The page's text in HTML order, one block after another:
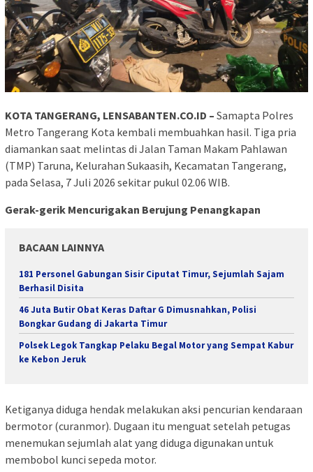
KOTA TANGERANG, LENSABANTEN.CO.ID – Samapta Polres
Metro Tangerang Kota kembali membuahkan hasil. Tiga pria
diamankan saat melintas di Jalan Taman Makam Pahlawan
(TMP) Taruna, Kelurahan Sukaasih, Kecamatan Tangerang,
pada Selasa, 7 Juli 2026 sekitar pukul 02.06 WIB.
Gerak-gerik Mencurigakan Berujung Penangkapan
BACAAN LAINNYA
181 Personel Gabungan Sisir Ciputat Timur, Sejumlah Sajam
Berhasil Disita
46 Juta Butir Obat Keras Daftar G Dimusnahkan, Polisi
Bongkar Gudang di Jakarta Timur
Polsek Legok Tangkap Pelaku Begal Motor yang Sempat Kabur
ke Kebon Jeruk
Ketiganya diduga hendak melakukan aksi pencurian kendaraan
bermotor (curanmor). Dugaan itu menguat setelah petugas
menemukan sejumlah alat yang diduga digunakan untuk
membobol kunci sepeda motor.